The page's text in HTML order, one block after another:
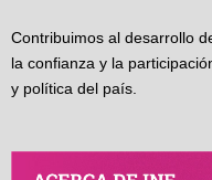
Contribuimos al desarrollo
la confianza y la
y política del país.